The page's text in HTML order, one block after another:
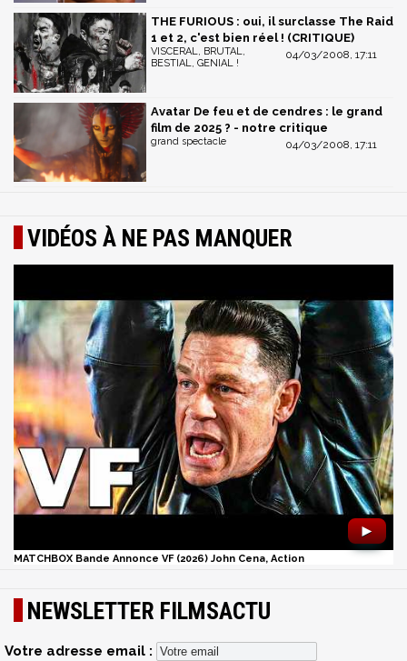
THE FURIOUS : oui, il surclasse The Raid
1 et 2, c'est bien réel ! (CRITIQUE)
04/03/2008, 17:11
VISCERAL, BRUTAL,
BESTIAL, GENIAL !
Avatar De feu et de cendres : le grand
film de 2025 ? - notre critique
04/03/2008, 17:11
grand spectacle
VIDÉOS À NE PAS MANQUER
►
MATCHBOX Bande Annonce VF (2026) John Cena, Action
NEWSLETTER FILMSACTU
Votre adresse email :